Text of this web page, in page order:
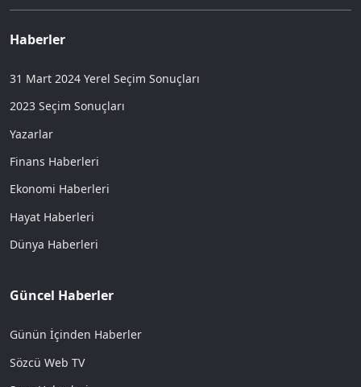
Haberler
31 Mart 2024 Yerel Seçim Sonuçları
2023 Seçim Sonuçları
Yazarlar
Finans Haberleri
Ekonomi Haberleri
Hayat Haberleri
Dünya Haberleri
Güncel Haberler
Günün İçinden Haberler
Sözcü Web TV